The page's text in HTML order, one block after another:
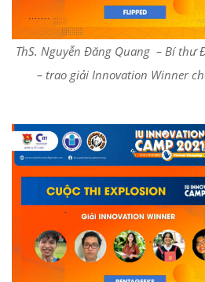
ThS. Nguyễn Đăng Quang – Bí thư
– trao giải Innovation Winner